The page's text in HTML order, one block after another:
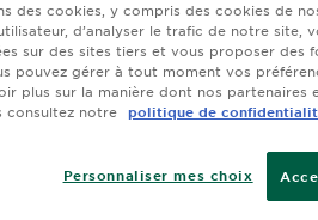
des cookies, y compris des cookies de
d’analyser le trafic de notre site,
sur des sites tiers et vous proposer des
pouvez gérer à tout moment vos
plus sur la manière dont nos partenaires
consultez notre
politique de
Personnaliser mes choix